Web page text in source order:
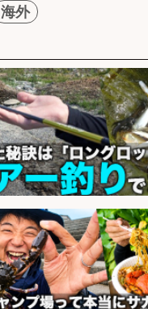
海外